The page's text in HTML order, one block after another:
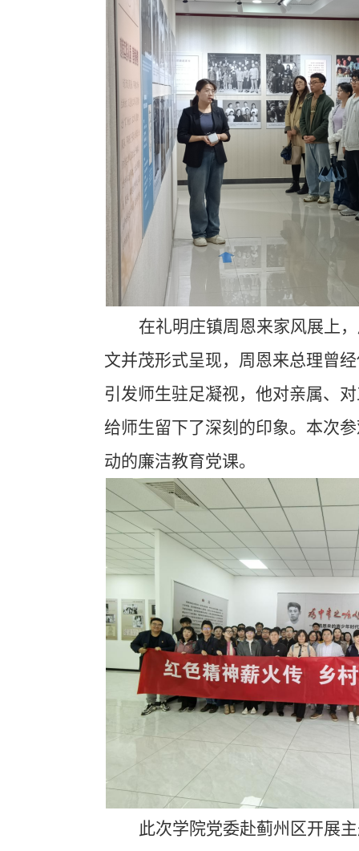
在礼明庄镇周恩来家风展上
文并茂形式呈现，周恩来总理曾
引发师生驻足凝视，他对亲属、
给师生留下了深刻的印象。本次
动的廉洁教育党课。
此次学院党委赴蓟州区开展